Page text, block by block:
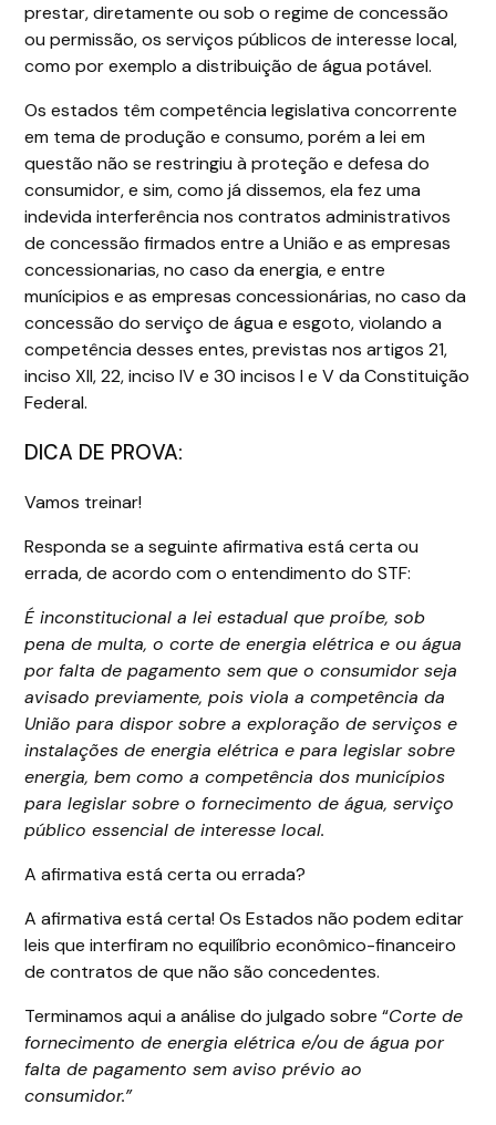
prestar, diretamente ou sob o regime de concessão
ou permissão, os serviços públicos de interesse local,
como por exemplo a distribuição de água potável.
Os estados têm competência legislativa concorrente
em tema de produção e consumo, porém a lei em
questão não se restringiu à proteção e defesa do
consumidor, e sim, como já dissemos, ela fez uma
indevida interferência nos contratos administrativos
de concessão firmados entre a União e as empresas
concessionarias, no caso da energia, e entre
munícipios e as empresas concessionárias, no caso da
concessão do serviço de água e esgoto, violando a
competência desses entes, previstas nos artigos 21,
inciso XII, 22, inciso IV e 30 incisos I e V da Constituição
Federal.
DICA DE PROVA:
Vamos treinar!
Responda se a seguinte afirmativa está certa ou
errada, de acordo com o entendimento do STF:
É inconstitucional a lei estadual que proíbe, sob
pena de multa, o corte de energia elétrica e ou água
por falta de pagamento sem que o consumidor seja
avisado previamente, pois viola a competência da
União para dispor sobre a exploração de serviços e
instalações de energia elétrica e para legislar sobre
energia, bem como a competência dos municípios
para legislar sobre o fornecimento de água, serviço
público essencial de interesse local.
A afirmativa está certa ou errada?
A afirmativa está certa! Os Estados não podem editar
leis que interfiram no equilíbrio econômico-financeiro
de contratos de que não são concedentes.
Terminamos aqui a análise do julgado sobre “Corte de
fornecimento de energia elétrica e/ou de água por
falta de pagamento sem aviso prévio ao
consumidor.”